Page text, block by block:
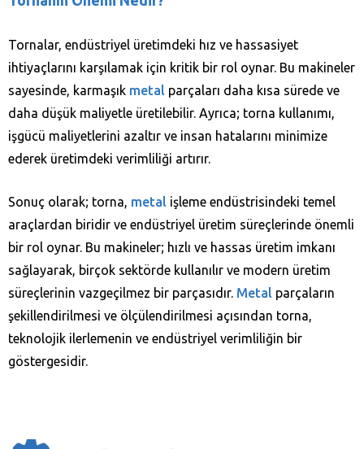
Tornalar, endüstriyel üretimdeki hız ve hassasiyet
ihtiyaçlarını karşılamak için kritik bir rol oynar. Bu makineler
sayesinde, karmaşık metal parçaları daha kısa sürede ve
daha düşük maliyetle üretilebilir. Ayrıca; torna kullanımı,
işgücü maliyetlerini azaltır ve insan hatalarını minimize
ederek üretimdeki verimliliği artırır.
Sonuç olarak; torna, metal işleme endüstrisindeki temel
araçlardan biridir ve endüstriyel üretim süreçlerinde önemli
bir rol oynar. Bu makineler; hızlı ve hassas üretim imkanı
sağlayarak, birçok sektörde kullanılır ve modern üretim
süreçlerinin vazgeçilmez bir parçasıdır. Metal parçaların
şekillendirilmesi ve ölçülendirilmesi açısından torna,
teknolojik ilerlemenin ve endüstriyel verimliliğin bir
göstergesidir.